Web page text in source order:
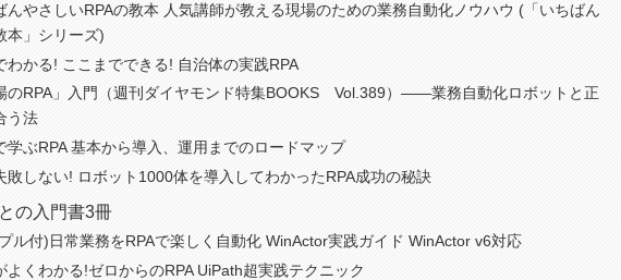
んやさしいRPAの教本 人気講師が教える現場のための業務自動化ノウハウ (「いちばん
本」シリーズ)
わかる! ここまでできる! 自治体の実践RPA
のRPA」入門（週刊ダイヤモンド特集BOOKS Vol.389）――業務自動化ロボットと正
う法
学ぶRPA 基本から導入、運用までのロードマップ
敗しない! ロボット1000体を導入してわかったRPA成功の秘訣
の入門書3冊
ル付)日常業務をRPAで楽しく自動化 WinActor実践ガイド WinActor v6対応
よくわかる!ゼロからのRPA UiPath超実践テクニック